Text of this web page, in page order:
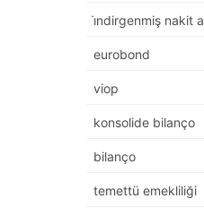
i̇ndirgenmiş nakit
eurobond
viop
konsolide bilanço
bilanço
temettü emekliliği